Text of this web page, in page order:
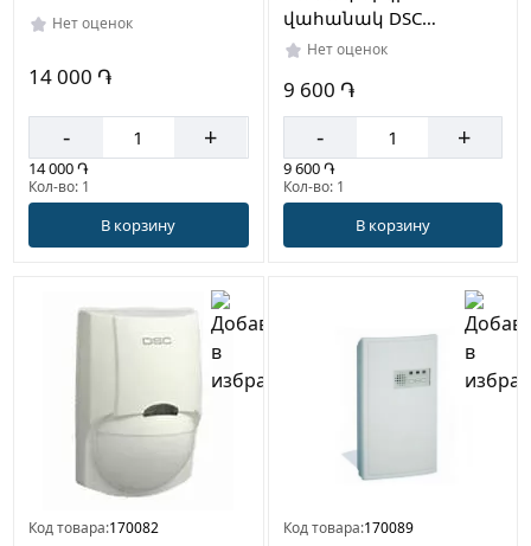
Нет оценок
14 000 ֏
- +
14 000 ֏
Кол-во: 1
В корзину
վահանակ DSC
WS8939W
Нет оценок
9 600 ֏
- +
9 600 ֏
Кол-во: 1
В корзину
Код товара:170082 Код товара:170089